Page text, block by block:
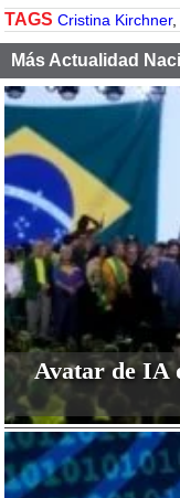
TAGS Cristina Kirchner,
Más Actualidad
Avatar de IA